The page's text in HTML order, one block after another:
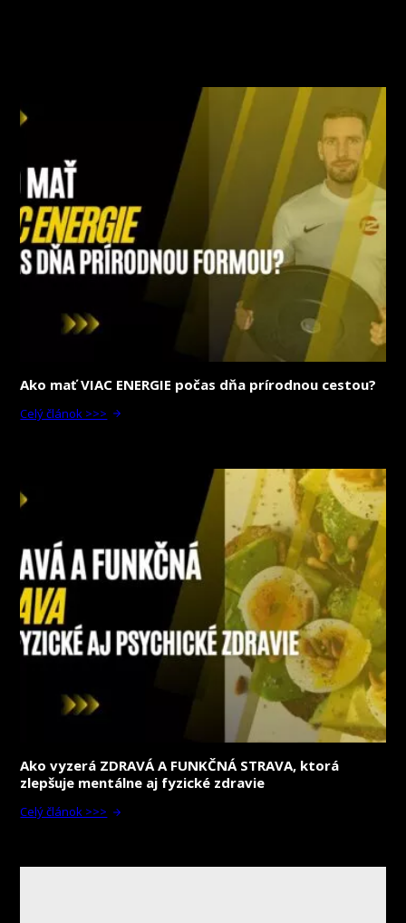
Ako mať VIAC ENERGIE počas dňa prírodnou cestou?
Celý článok >>>
Ako vyzerá ZDRAVÁ A FUNKČNÁ STRAVA, ktorá
zlepšuje mentálne aj fyzické zdravie
Celý článok >>>